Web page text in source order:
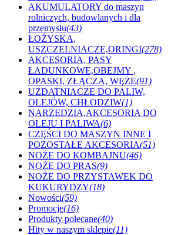
AKUMULATORY do maszyn
rolniczych, budowlanych i dla
przemysłu(43)
ŁOŻYSKA,
USZCZELNIACZE,ORINGI(278)
AKCESORIA, PASY
ŁADUNKOWE,OBEJMY ,
OPASKI, ZŁĄCZA, WĘŻE(91)
UZDATNIACZE DO PALIW,
OLEJÓW, CHŁODZIW(1)
NARZEDZIA,AKCESORIA DO
OLEJU I PALIWA(6)
CZĘŚCI DO MASZYN INNE I
POZOSTAŁE AKCESORIA(51)
NOŻE DO KOMBAJNU(46)
NOŻE DO PRAS(9)
NOŻE DO PRZYSTAWEK DO
KUKURYDZY(18)
Nowości(59)
Promocje(16)
Produkty polecane(40)
Hity w naszym sklepie(11)